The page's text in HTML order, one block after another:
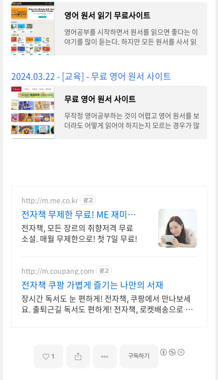
영어 원서 읽기 무료사이트
영어공부를 시작하면서 원서를 읽으면 좋다는 이
야기를 많이 듣는다. 하지만 모든 원서를 사서 읽
2024.03.22 - [교육] - 무료 영어 원서 사이트
무료 영어 원서 사이트
무작정 영어공부하는 것이 어렵고 영어 원서를 보
더라도 어떻게 읽어야 하지는지 모르는 경우가 많
http://m.me.co.kr 광고
전자책 무제한 무료! ME 재미가
가득한곳!
전자책, 모든 장르의 취향저격 무료
소설. 매월 무제한으로! 첫 7일 무료!
http://m.coupang.com 광고
전자책 쿠팡 가볍게 즐기는 나만의 서재
장시간 독서도 눈 편하게! 전자책, 쿠팡에서 만나보세
요. 출퇴근길 독서도 편하게! 전자책, 로켓배송으로 빠
1 구독하기